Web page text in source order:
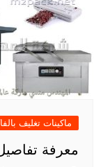
ماكينات تغليف
معرفة